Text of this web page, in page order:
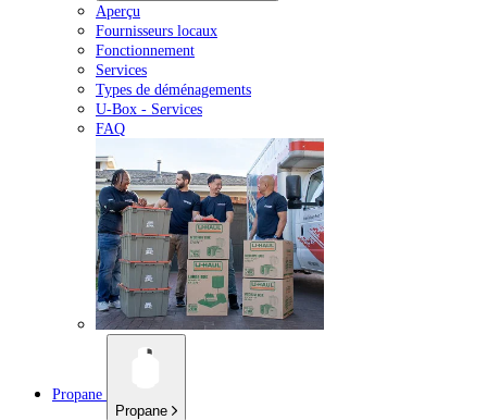
Aperçu
Fournisseurs locaux
Fonctionnement
Services
Types de déménagements
U-Box - Services
FAQ
Propane
Propane